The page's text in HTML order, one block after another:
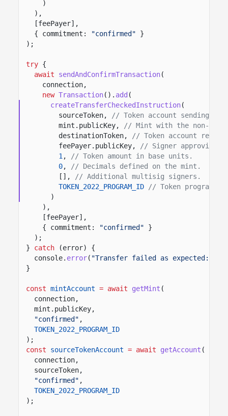
)
),
[feePayer],
{ commitment:
"confirmed"
}
);
try {
await
sendAndConfirmTransaction(
connection,
new Transaction(). add (
createTransferCheckedInstruction(
sourceToken,
// Token account sending
mint.publicKey,
// Mint with the non-
destinationToken,
// Token account
feePayer.publicKey,
// Signer approving
1 ,
// Token amount in base units.
0,
// Decimals defined on the mint.
[],
// Additional multisig signers.
TOKEN_2022_PROGRAM_ID
// Token program
)
),
[feePayer],
{ commitment:
"confirmed"
}
);
}
catch
(error) {
console. error( "Transfer failed as expected:"
}
const mintAccount = await getMint (
connection,
mint.publicKey,
"confirmed" ,
TOKEN_2022_PROGRAM_ID
);
const
sourceTokenAccount = await getAccount (
connection,
sourceToken,
"confirmed" ,
TOKEN_2022_PROGRAM_ID
);